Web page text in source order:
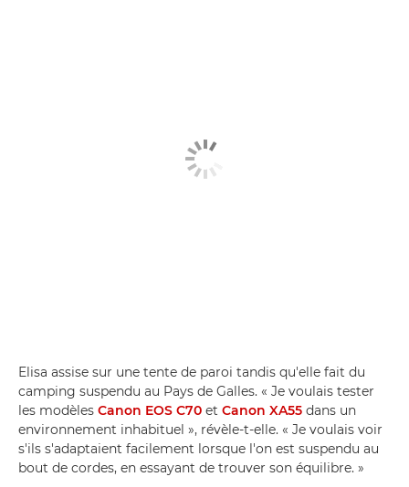
Elisa assise sur une tente de paroi tandis qu'elle fait du
camping suspendu au Pays de Galles. « Je voulais tester
les modèles Canon EOS C70 et Canon XA55 dans un
environnement inhabituel », révèle-t-elle. « Je voulais voir
s'ils s'adaptaient facilement lorsque l'on est suspendu au
bout de cordes, en essayant de trouver son équilibre. »